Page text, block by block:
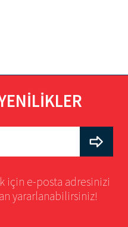
için e-posta adresinizi
yararlanabilirsiniz!